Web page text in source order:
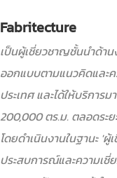
Fabritecture
เป็นผู้เชี่ยวชาญชั้นนำด้า
ออกแบบตามแนวคิดและ
ประเทศ และได้ให้บริกา
200,000 ตร.ม. ตลอดระย
โดยดำเนินงานในฐานะ ′
ประสบการณ์และความเ